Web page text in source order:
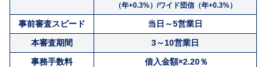
（年+0.3%）/ワイド団信（年+0.3%）
事前審査スピード
当日～5営業日
本審査期間
3～10営業日
事務手数料
借入金額×2.20％